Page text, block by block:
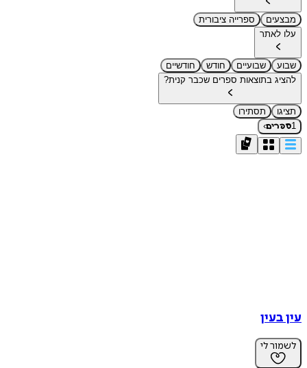
מבצעים
ספרייה ציבורית
עלו לאתר
שבוע שבועיים חודש
חודשיים
להציג בתוצאות ספרים שכבר קנית?
תציגו
תסתירו
1ספרים›
עין בעין
לשמור לי